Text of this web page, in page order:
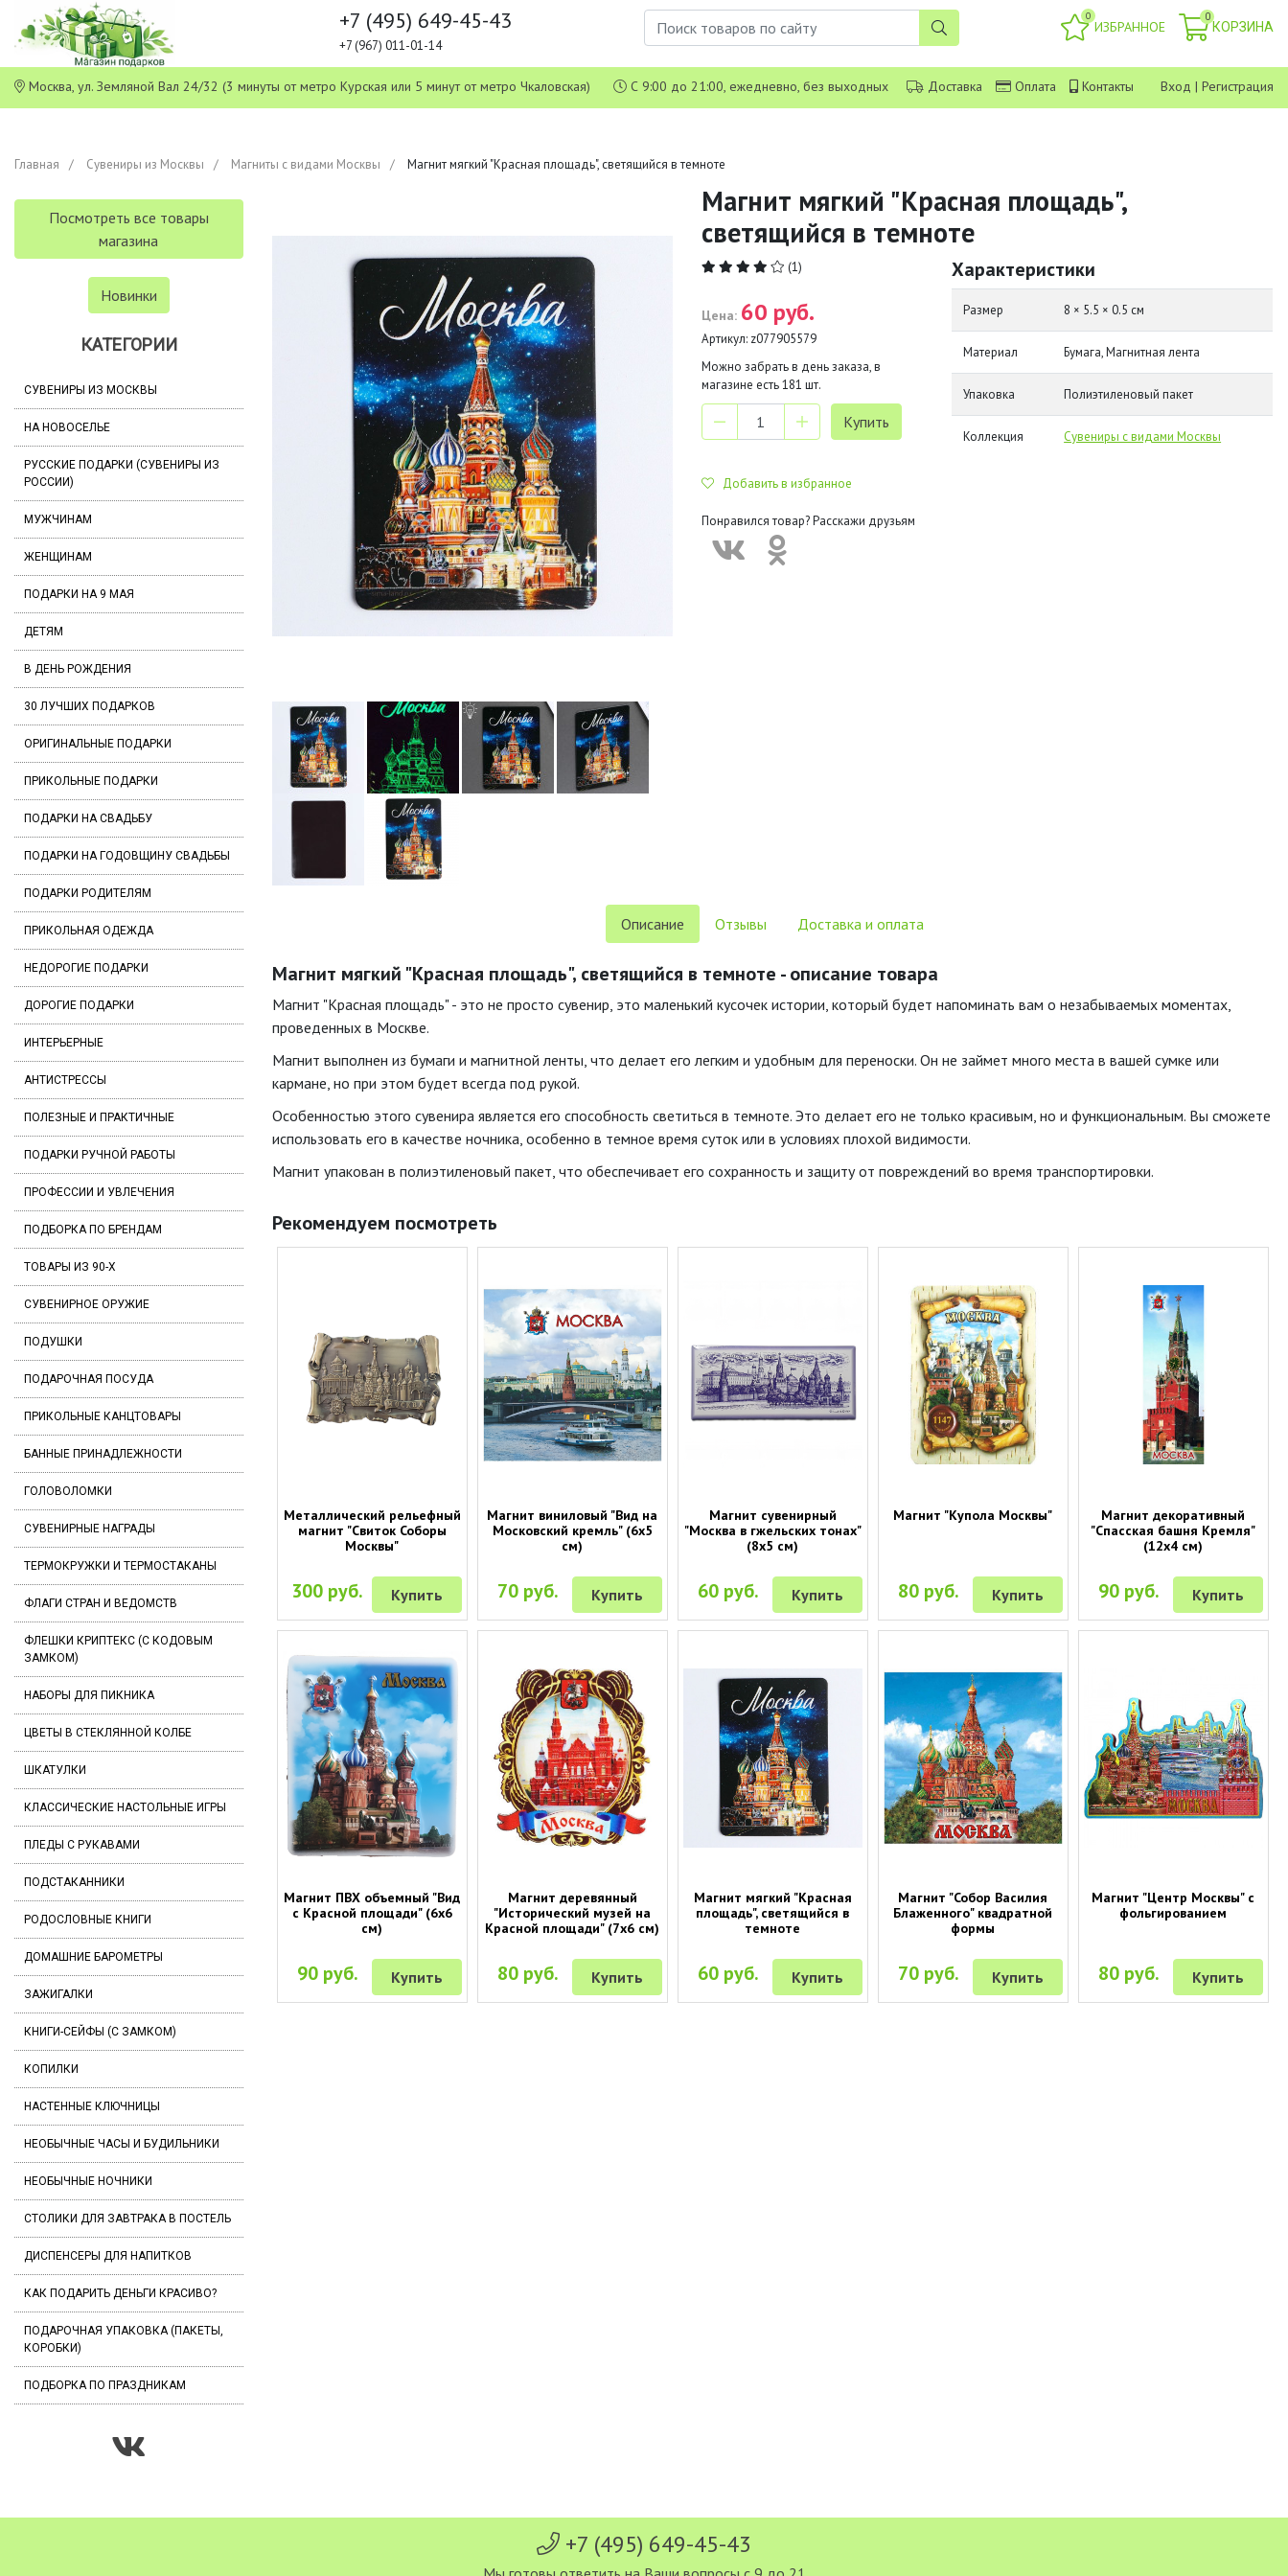
+7 (495) 649-45-43
+7 (967) 011-01-14
0
ИЗБРАННОЕ
0
КОРЗИНА
Москва, ул. Земляной Вал 24/32 (3 минуты от метро Курская или 5 минут от метро Чкаловская) С 9:00 до 21:00, ежедневно, без выходных Доставка Оплата Контакты Вход | Регистрация
Главная Сувениры из Москвы Магниты с видами Москвы Магнит мягкий "Красная площадь", светящийся в темноте
Посмотреть все товары
магазина
Новинки
КАТЕГОРИИ
СУВЕНИРЫ ИЗ МОСКВЫ
НА НОВОСЕЛЬЕ
РУССКИЕ ПОДАРКИ (СУВЕНИРЫ ИЗ
РОССИИ)
МУЖЧИНАМ
ЖЕНЩИНАМ
ПОДАРКИ НА 9 МАЯ
ДЕТЯМ
В ДЕНЬ РОЖДЕНИЯ
30 ЛУЧШИХ ПОДАРКОВ
ОРИГИНАЛЬНЫЕ ПОДАРКИ
ПРИКОЛЬНЫЕ ПОДАРКИ
ПОДАРКИ НА СВАДЬБУ
ПОДАРКИ НА ГОДОВЩИНУ СВАДЬБЫ
ПОДАРКИ РОДИТЕЛЯМ
ПРИКОЛЬНАЯ ОДЕЖДА
НЕДОРОГИЕ ПОДАРКИ
ДОРОГИЕ ПОДАРКИ
ИНТЕРЬЕРНЫЕ
АНТИСТРЕССЫ
ПОЛЕЗНЫЕ И ПРАКТИЧНЫЕ
ПОДАРКИ РУЧНОЙ РАБОТЫ
ПРОФЕССИИ И УВЛЕЧЕНИЯ
ПОДБОРКА ПО БРЕНДАМ
ТОВАРЫ ИЗ 90-Х
СУВЕНИРНОЕ ОРУЖИЕ
ПОДУШКИ
ПОДАРОЧНАЯ ПОСУДА
ПРИКОЛЬНЫЕ КАНЦТОВАРЫ
БАННЫЕ ПРИНАДЛЕЖНОСТИ
ГОЛОВОЛОМКИ
СУВЕНИРНЫЕ НАГРАДЫ
ТЕРМОКРУЖКИ И ТЕРМОСТАКАНЫ
ФЛАГИ СТРАН И ВЕДОМСТВ
ФЛЕШКИ КРИПТЕКС (С КОДОВЫМ
ЗАМКОМ)
НАБОРЫ ДЛЯ ПИКНИКА
ЦВЕТЫ В СТЕКЛЯННОЙ КОЛБЕ
ШКАТУЛКИ
КЛАССИЧЕСКИЕ НАСТОЛЬНЫЕ ИГРЫ
ПЛЕДЫ С РУКАВАМИ
ПОДСТАКАННИКИ
РОДОСЛОВНЫЕ КНИГИ
ДОМАШНИЕ БАРОМЕТРЫ
ЗАЖИГАЛКИ
КНИГИ-СЕЙФЫ (С ЗАМКОМ)
КОПИЛКИ
НАСТЕННЫЕ КЛЮЧНИЦЫ
НЕОБЫЧНЫЕ ЧАСЫ И БУДИЛЬНИКИ
НЕОБЫЧНЫЕ НОЧНИКИ
СТОЛИКИ ДЛЯ ЗАВТРАКА В ПОСТЕЛЬ
ДИСПЕНСЕРЫ ДЛЯ НАПИТКОВ
КАК ПОДАРИТЬ ДЕНЬГИ КРАСИВО?
ПОДАРОЧНАЯ УПАКОВКА (ПАКЕТЫ,
КОРОБКИ)
ПОДБОРКА ПО ПРАЗДНИКАМ
Магнит мягкий "Красная площадь",
светящийся в темноте
(1)
Цена: 60 руб.
Артикул: z077905579
Можно забрать в день заказа, в
магазине есть181 шт.
Добавить в избранное
Понравился товар? Расскажи друзьям
Характеристики
Размер 8 × 5.5 × 0.5 см
Материал Бумага, Магнитная лента
Упаковка Полиэтиленовый пакет
Коллекция Сувениры с видами Москвы
Описание Отзывы Доставка и оплата
Магнит мягкий "Красная площадь", светящийся в темноте - описание товара
Магнит "Красная площадь" - это не просто сувенир, это маленький кусочек истории, который будет напоминать вам о незабываемых моментах,
проведенных в Москве.
Магнит выполнен из бумаги и магнитной ленты, что делает его легким и удобным для переноски. Он не займет много места в вашей сумке или
кармане, но при этом будет всегда под рукой.
Особенностью этого сувенира является его способность светиться в темноте. Это делает его не только красивым, но и функциональным. Вы сможете
использовать его в качестве ночника, особенно в темное время суток или в условиях плохой видимости.
Магнит упакован в полиэтиленовый пакет, что обеспечивает его сохранность и защиту от повреждений во время транспортировки.
Рекомендуем посмотреть
Металлический рельефный
магнит "Свиток Соборы
Москвы"
300 руб. Купить
Магнит виниловый "Вид на
Московский кремль" (6х5
см)
70 руб. Купить
Магнит сувенирный
"Москва в гжельских тонах"
(8х5 см)
60 руб. Купить
Магнит "Купола Москвы"
80 руб. Купить
Магнит декоративный
"Спасская башня Кремля"
(12х4 см)
90 руб. Купить
Магнит ПВХ объемный "Вид
с Красной площади" (6х6
см)
90 руб. Купить
Магнит деревянный
"Исторический музей на
Красной площади" (7х6 см)
80 руб. Купить
Магнит мягкий "Красная
площадь", светящийся в
темноте
60 руб. Купить
Магнит "Собор Василия
Блаженного" квадратной
формы
70 руб. Купить
Магнит "Центр Москвы" с
фольгированием
80 руб. Купить
+7 (495) 649-45-43